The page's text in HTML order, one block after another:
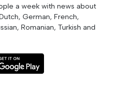
a week with news about
German, French,
Romanian, Turkish and